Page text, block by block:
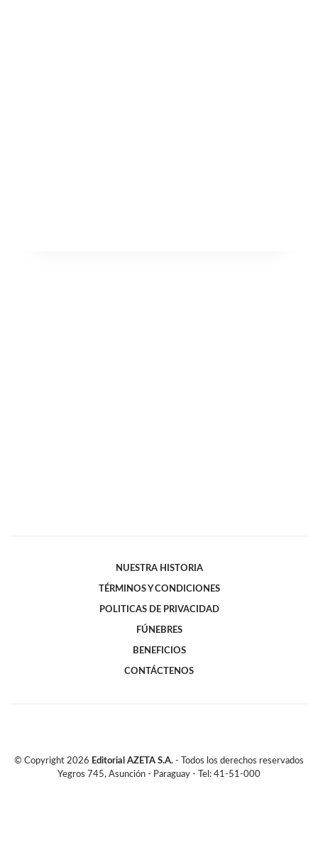
NUESTRA HISTORIA
TÉRMINOS Y CONDICIONES
POLITICAS DE PRIVACIDAD
FÚNEBRES
BENEFICIOS
CONTÁCTENOS
© Copyright 2026 Editorial AZETA S.A. - Todos los derechos reservados
Yegros 745, Asunción - Paraguay - Tel: 41-51-000